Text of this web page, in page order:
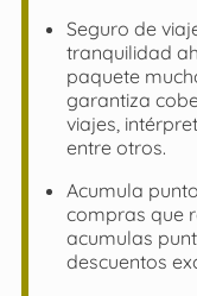
Seguro de
tranquilidad
paquete
garantiza
viajes,
entre otros.
Acumula
compras que
acumulas
descuentos